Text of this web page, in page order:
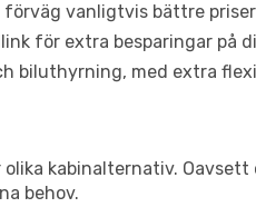
vanligtvis bättre
för extra besparingar på
biluthyrning, med extra
kabinalternativ.
behov.